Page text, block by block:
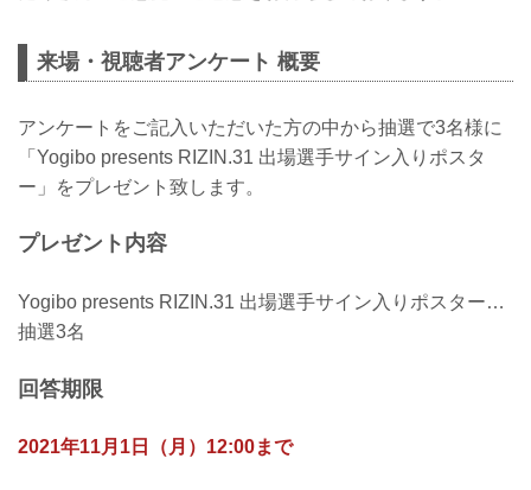
来場・視聴者アンケート 概要
アンケートをご記入いただいた方の中から抽選で3名様に
「Yogibo presents RIZIN.31 出場選手サイン入りポスタ
ー」をプレゼント致します。
プレゼント内容
Yogibo presents RIZIN.31 出場選手サイン入りポスター…
抽選3名
回答期限
2021年11月1日（月）12:00まで